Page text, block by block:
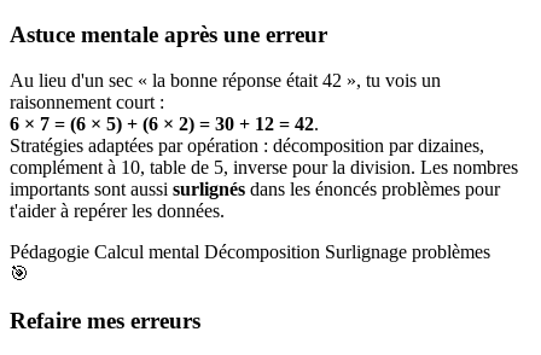
Astuce mentale après une erreur
Au lieu d'un sec « la bonne réponse était 42 », tu vois un
raisonnement court :
6 × 7 = (6 × 5) + (6 × 2) = 30 + 12 = 42.
Stratégies adaptées par opération : décomposition par dizaines,
complément à 10, table de 5, inverse pour la division. Les nombres
importants sont aussi surlignés dans les énoncés problèmes pour
t'aider à repérer les données.
Pédagogie Calcul mental Décomposition Surlignage problèmes
🎯
Refaire mes erreurs